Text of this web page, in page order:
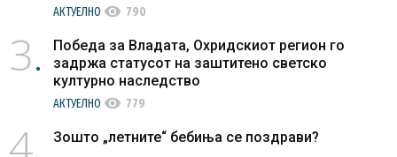
АКТУЕЛНО visibility 790
3
Победа за Владата, Охридскиот регион го
задржа статусот на заштитено светско
културно наследство
АКТУЕЛНО visibility 779
Зошто „летните“ бебиња се поздрави?